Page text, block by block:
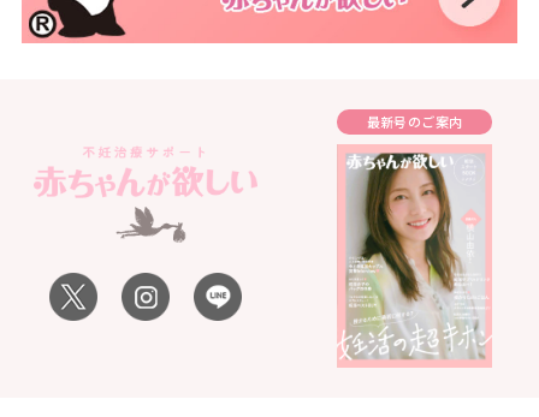
最新号のご案内